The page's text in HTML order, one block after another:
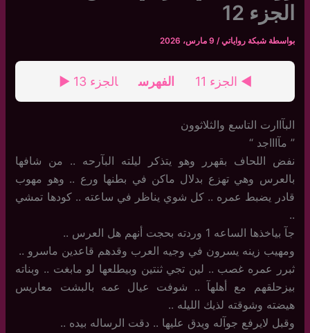
الجزء 12
بواسطة شبكة رواياتي/ 9 مارس، 2026
◄ الجزء 11 الفهرس الجزء 13 ►
البآاارت التاسع والثلاثوون
‏”‏ مآاااجد “
نفض اللحاف بقهرر وهو يتذكر ليلته البآرحه .. من شافها
بالعرس وهي تهزع بدلال ماكن في بطنها ورع ‏.. وهو مهوب
قادر يضبط عمره .. كل شوي يناظر في ساعته .. كودها تمشي
..
جآ بياخذها الساعه 1 وردته بحجت أنهم هل العرس ..
ومهيب زينه يسرون في وجيه العرب وقدهم قاعدين ماسرو ..
ثبرر عمره غصب .. لين تجي ثنتين وبيطلعها لو مابغت .. وبناته
بيزحلقهم مع أهلهآ .. شوفت عيال عمه بالبشت معاريس
هيضته وشوقته لذيك الليله ..
وقبل لايرفع جوآله ويدق عليها .. دقت الرساله بيده ..